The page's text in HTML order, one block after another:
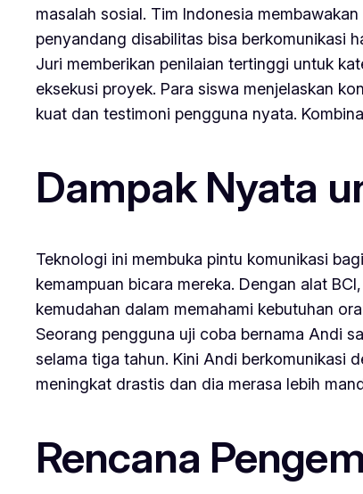
masalah sosial. Tim Indonesia
penyandang disabilitas bisa berkomunikasi
Juri memberikan penilaian tertinggi untuk
eksekusi proyek. Para siswa menjelaskan
kuat dan testimoni pengguna nyata.
Dampak Nyata
Teknologi ini membuka pintu komunikasi
kemampuan bicara mereka. Dengan alat
kemudahan dalam memahami kebutuhan
Seorang pengguna uji coba bernama Andi
selama tiga tahun. Kini Andi berkomunikasi
meningkat drastis dan dia merasa lebih
Rencana